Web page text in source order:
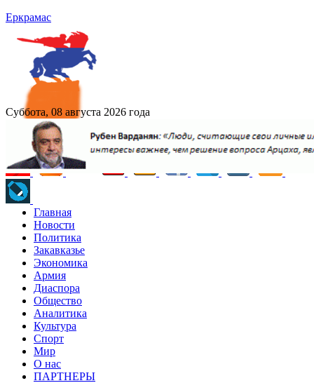
Еркрамас
Суббота, 08 августа 2026 года
Главная
Новости
Политика
Закавказье
Экономика
Армия
Диаспора
Общество
Аналитика
Культура
Спорт
Мир
О нас
ПАРТНЕРЫ